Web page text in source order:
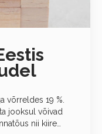
võrreldes 19 %.
jooksul võivad
nii kiire